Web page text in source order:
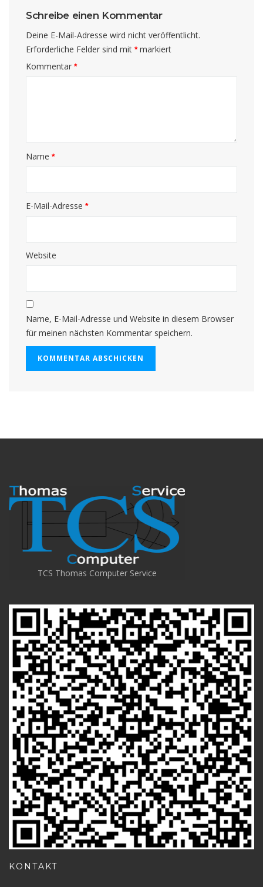
Schreibe einen Kommentar
Deine E-Mail-Adresse wird nicht veröffentlicht.
Erforderliche Felder sind mit*markiert
Kommentar*
Name*
E-Mail-Adresse*
Website
Name, E-Mail-Adresse und Website in diesem Browser
für meinen nächsten Kommentar speichern.
TCS Thomas Computer Service
KONTAKT